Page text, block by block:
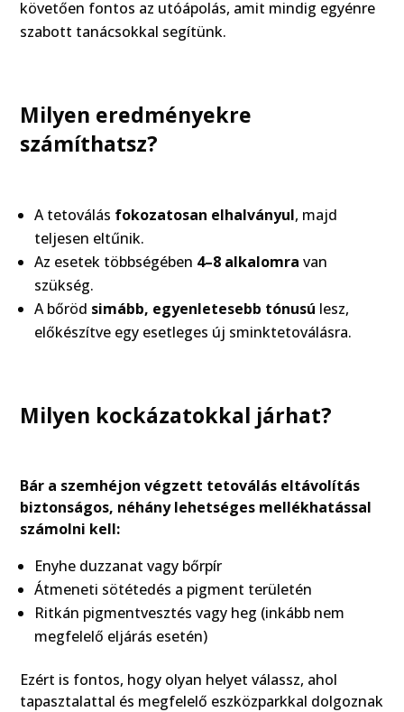
követően fontos az utóápolás, amit mindig egyénre
szabott tanácsokkal segítünk.
Milyen eredményekre
számíthatsz?
A tetoválás fokozatosan elhalványul, majd
teljesen eltűnik.
Az esetek többségében 4–8 alkalomra van
szükség.
A bőröd simább, egyenletesebb tónusú lesz,
előkészítve egy esetleges új sminktetoválásra.
Milyen kockázatokkal járhat?
Bár a szemhéjon végzett tetoválás eltávolítás
biztonságos, néhány lehetséges mellékhatással
számolni kell:
Enyhe duzzanat vagy bőrpír
Átmeneti sötétedés a pigment területén
Ritkán pigmentvesztés vagy heg (inkább nem
megfelelő eljárás esetén)
Ezért is fontos, hogy olyan helyet válassz, ahol
tapasztalattal és megfelelő eszközparkkal dolgoznak